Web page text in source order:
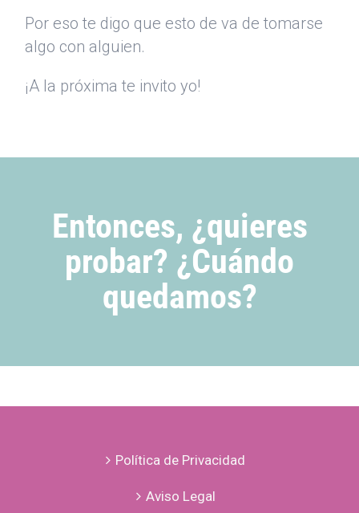
Por eso te digo que esto de va de tomarse
algo con alguien.
¡A la próxima te invito yo!
Entonces, ¿quieres
probar? ¿Cuándo
quedamos?
Política de Privacidad
Aviso Legal